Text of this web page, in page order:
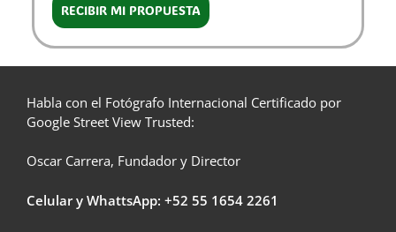
RECIBIR MI PROPUESTA
Habla con el Fotógrafo Internacional Certificado por
Google Street View Trusted:
Oscar Carrera, Fundador y Director
Celular y WhattsApp: +52 55 1654 2261